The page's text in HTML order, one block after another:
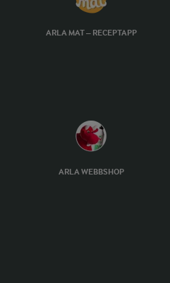
ARLA MAT – RECEPTAPP
ARLA WEBBSHOP